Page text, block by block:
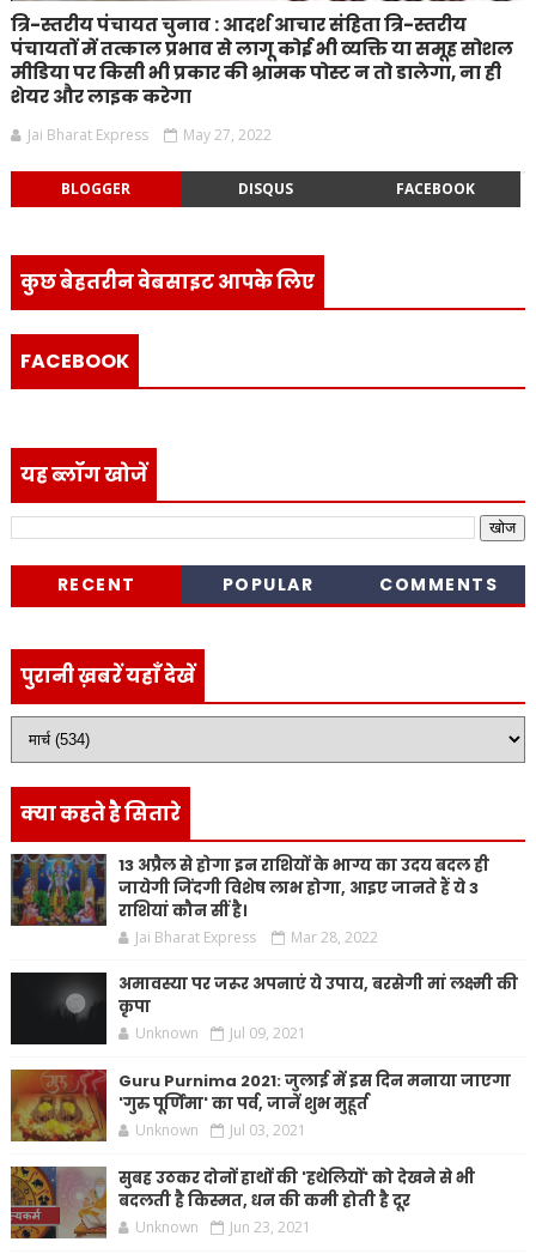
त्रि-स्तरीय पंचायत चुनाव : आदर्श आचार संहिता त्रि-स्तरीय
पंचायतों में तत्काल प्रभाव से लागू कोई भी व्यक्ति या समूह सोशल
मीडिया पर किसी भी प्रकार की भ्रामक पोस्ट न तो डालेगा, ना ही
शेयर और लाइक करेगा
Jai Bharat Express May 27, 2022
BLOGGER DISQUS FACEBOOK
कुछ बेहतरीन वेबसाइट आपके लिए
FACEBOOK
यह ब्लॉग खोजें
RECENT POPULAR COMMENTS
पुरानी ख़बरें यहाँ देखें
क्या कहते है सितारे
13 अप्रैल से होगा इन राशियों के भाग्य का उदय बदल ही
जायेगी जिंदगी विशेष लाभ होगा, आइए जानते हैं ये 3
राशियां कौन सीं है।
Jai Bharat Express Mar 28, 2022
अमावस्या पर जरूर अपनाएं ये उपाय, बरसेगी मां लक्ष्मी की
कृपा
Unknown Jul 09, 2021
Guru Purnima 2021: जुलाई में इस दिन मनाया जाएगा
'गुरु पूर्णिमा' का पर्व, जानें शुभ मुहूर्त
Unknown Jul 03, 2021
सुबह उठकर दोनों हाथों की 'हथेलियों' को देखने से भी
बदलती है किस्मत, धन की कमी होती है दूर
Unknown Jun 23, 2021